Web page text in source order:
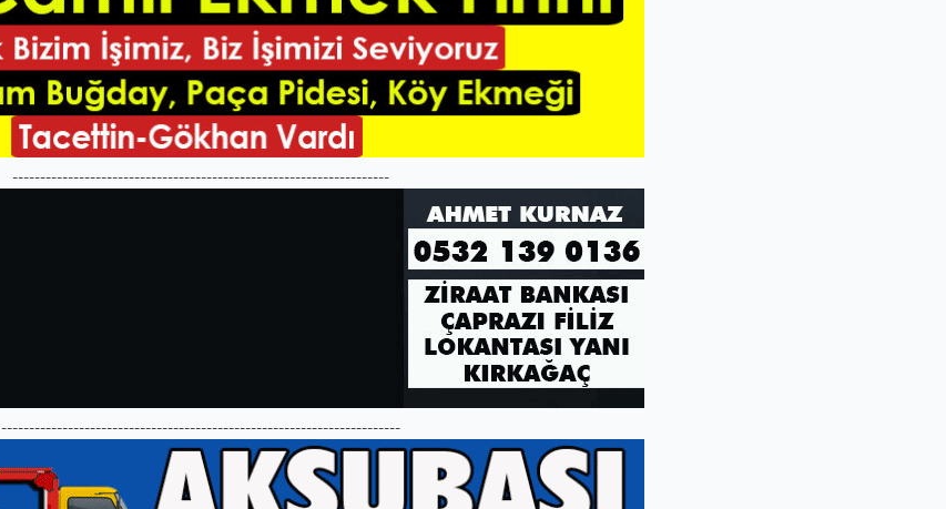
--------------------------------------------------------------------
------------------------------------------------------------------------